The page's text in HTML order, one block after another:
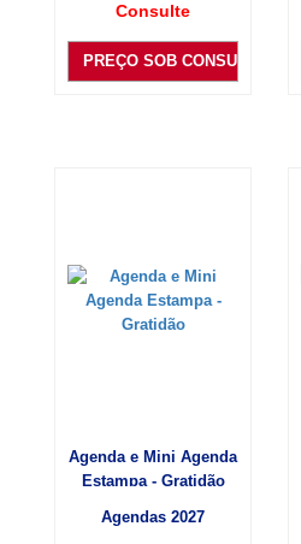
Consulte
PREÇO SOB CONSULTA
Agenda e Mini Agenda
Estampa - Gratidão
Agendas 2027